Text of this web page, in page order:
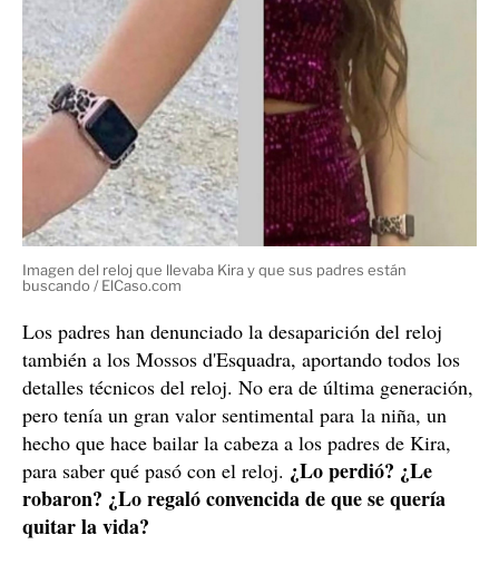
Imagen del reloj que llevaba Kira y que sus padres están
buscando / ElCaso.com
Los padres han denunciado la desaparición del reloj
también a los Mossos d'Esquadra, aportando todos los
detalles técnicos del reloj. No era de última generación,
pero tenía un gran valor sentimental para la niña, un
hecho que hace bailar la cabeza a los padres de Kira,
para saber qué pasó con el reloj. ¿Lo perdió? ¿Le
robaron? ¿Lo regaló convencida de que se quería
quitar la vida?